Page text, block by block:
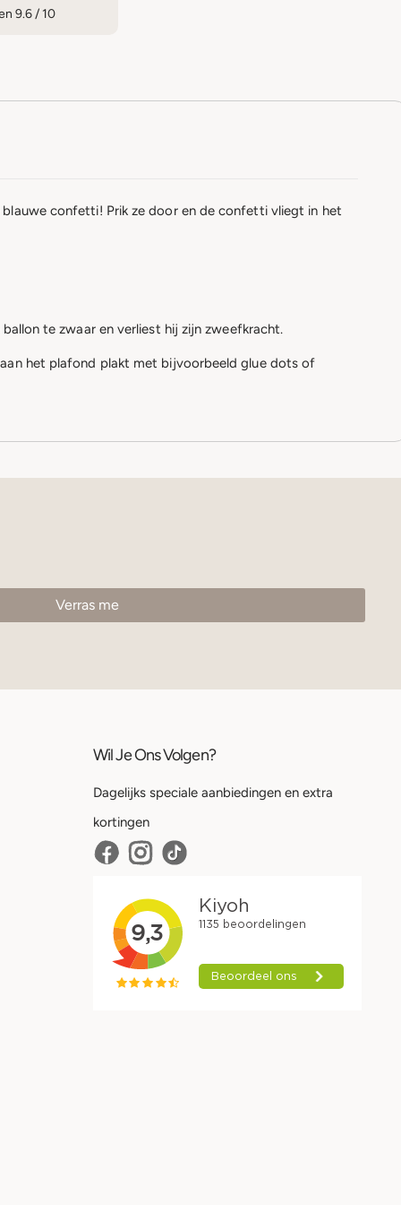
9.6 / 10
confetti! Prik ze door en de confetti vliegt in het
te zwaar en verliest hij zijn zweefkracht.
het plafond plakt met bijvoorbeeld glue dots of
Wil Je Ons Volgen?
Dagelijks speciale aanbiedingen en extra
kortingen